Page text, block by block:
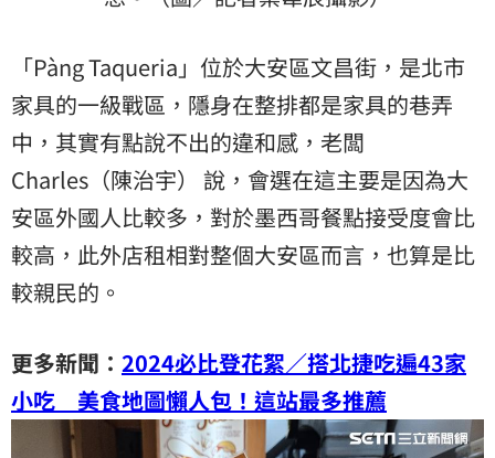
「Pàng Taqueria」位於大安區文昌街，是北市
家具的一級戰區，隱身在整排都是家具的巷弄
中，其實有點說不出的違和感，老闆
Charles（陳治宇） 說，會選在這主要是因為大
安區外國人比較多，對於墨西哥餐點接受度會比
較高，此外店租相對整個大安區而言，也算是比
較親民的。
更多新聞： 2024必比登花絮／搭北捷吃遍43家
小吃 美食地圖懶人包！這站最多推薦